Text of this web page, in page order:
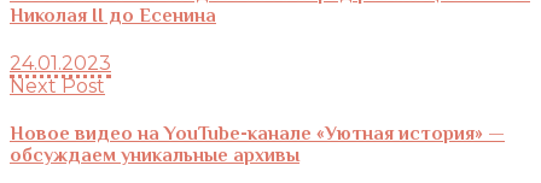
Николая II до Есенина
24.01.2023
Next Post
Новое видео на YouTube-канале «Уютная история» —
обсуждаем уникальные архивы